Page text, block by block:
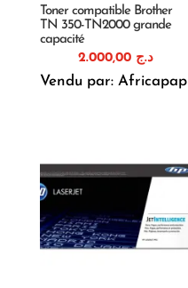
Toner compatible Brother
TN 350-TN2000 grande
capacité
د.ج
Vendu par: Africapap